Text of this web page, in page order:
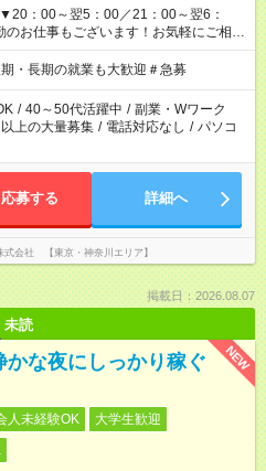
▼20：00～翌5：00／21：00～翌6：
長期の就業も大歓迎＃急募
/ 40～50代活躍中 / 副業・Wワーク
上の大量募集 / 電話対応なし / パソコ
応募する 詳細へ
式会社 【東京・神奈川エリア】
掲載日：2026.08.07
未読
NEW
かな夜にしっかり稼ぐ
人未経験OK
大学生歓迎